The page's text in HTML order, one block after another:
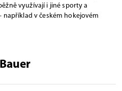
využívají i jiné sporty a
například v českém hokejovém